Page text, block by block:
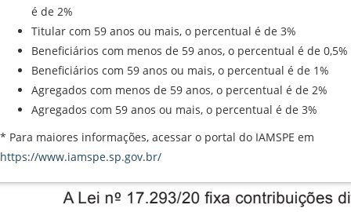
é de 2%
Titular com 59 anos ou mais, o percentual é de 3%
Beneficiários com menos de 59 anos, o percentual é de 0,5%
Beneficiários com 59 anos ou mais, o percentual é de 1%
Agregados com menos de 59 anos, o percentual é de 2%
Agregados com 59 anos ou mais, o percentual é de 3%
* Para maiores informações, acessar o portal do IAMSPE em
https://www.iamspe.sp.gov.br/